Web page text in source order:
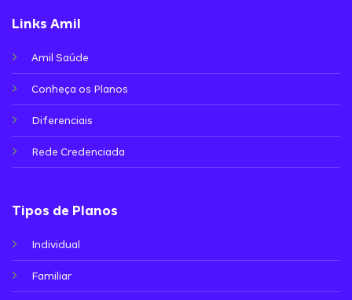
Links Amil
Amil Saúde
Conheça os Planos
Diferenciais
Rede Credenciada
Tipos de Planos
Individual
Familiar